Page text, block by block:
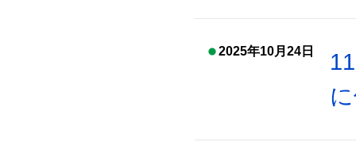
2025年10月24日